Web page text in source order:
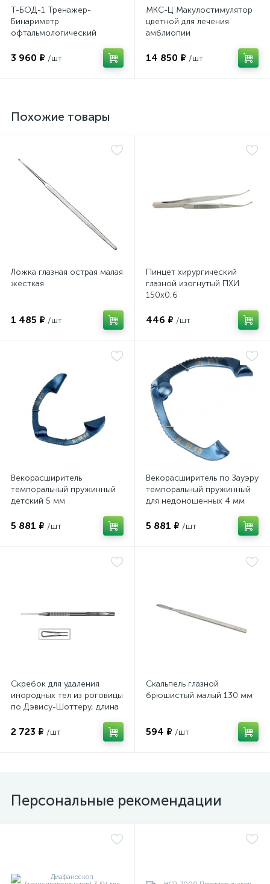
Т-БОД-1 Тренажер-
Бинариметр
офтальмологический
3 960 ₽ /шт
МКС-Ц Макулостимулятор
цветной для лечения
амблиопии
14 850 ₽ /шт
Похожие товары
Ложка глазная острая малая
жесткая
1 485 ₽ /шт
Пинцет хирургический
глазной изогнутый ПХИ
150х0,6
446 ₽ /шт
Векорасширитель
темпоральный пружинный
детский 5 мм
5 881 ₽ /шт
Векорасширитель по Зауэру
темпоральный пружинный
для недоношенных 4 мм
5 881 ₽ /шт
Скребок для удаления
инородных тел из роговицы
по Дэвису-Шоттеру, длина
2 723 ₽ /шт
Скальпель глазной
брюшистый малый 130 мм
594 ₽ /шт
Персональные рекомендации